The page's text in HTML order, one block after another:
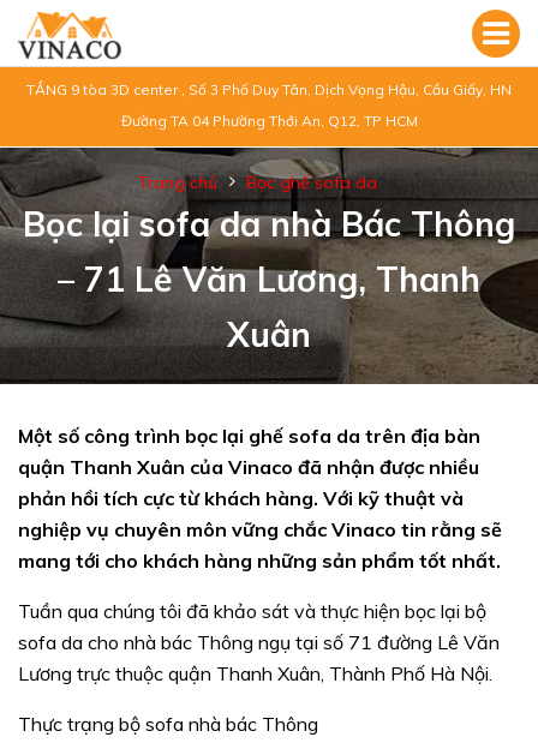
TẦNG 9 tòa 3D center , Số 3 Phố Duy Tân, Dịch Vọng Hậu, Cầu Giấy, HN
Đường TA 04 Phường Thới An, Q12, TP HCM
Trang chủ Bọc ghế sofa da
Bọc lại sofa da nhà Bác Thông
– 71 Lê Văn Lương, Thanh
Xuân
Một số công trình bọc lại ghế sofa da trên địa bàn
quận Thanh Xuân của Vinaco đã nhận được nhiều
phản hồi tích cực từ khách hàng. Với kỹ thuật và
nghiệp vụ chuyên môn vững chắc Vinaco tin rằng sẽ
mang tới cho khách hàng những sản phẩm tốt nhất.
Tuần qua chúng tôi đã khảo sát và thực hiện bọc lại bộ
sofa da cho nhà bác Thông ngụ tại số 71 đường Lê Văn
Lương trực thuộc quận Thanh Xuân, Thành Phố Hà Nội.
Thực trạng bộ sofa nhà bác Thông